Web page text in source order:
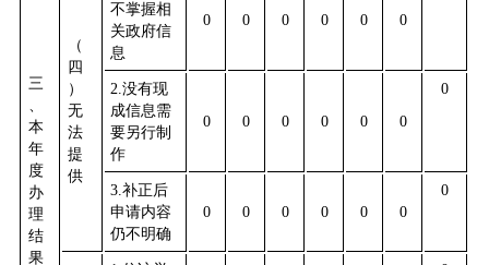
三
、
本
年
度
办
理
结
果
（
四
）
无
法
提
供
不掌握相
关政府信
息
0 0 0 0 0 0
2.没有现
成信息需
要另行制
作
0 0 0 0 0 0
0
3.补正后
申请内容
仍不明确
0 0 0 0 0 0
0